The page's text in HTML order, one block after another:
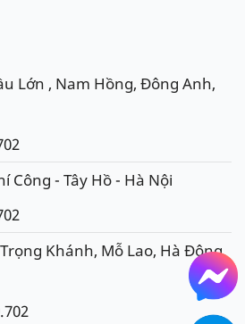
Lớn , Nam Hồng, Đông Anh,
Công - Tây Hồ - Hà Nội
Trọng Khánh, Mỗ Lao, Hà Đông,